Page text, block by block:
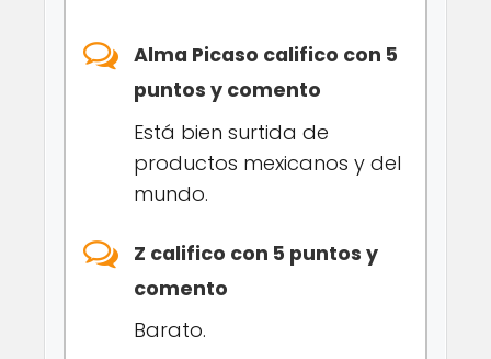
Alma Picaso califico con 5
puntos y comento
Está bien surtida de
productos mexicanos y del
mundo.
Z califico con 5 puntos y
comento
Barato.